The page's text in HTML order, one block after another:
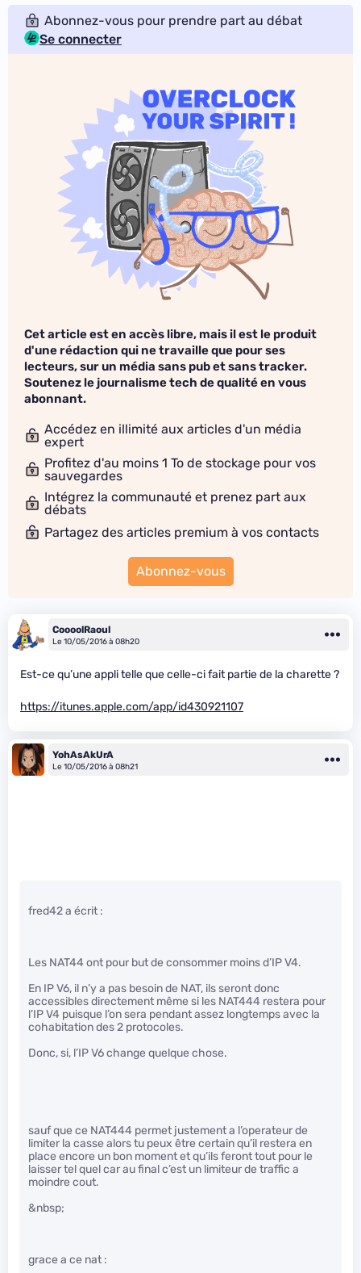
Abonnez-vous pour prendre part au débat
Se connecter
Cet article est en accès libre, mais il est le produit
d'une rédaction qui ne travaille que pour ses
lecteurs, sur un média sans pub et sans tracker.
Soutenez le journalisme tech de qualité en vous
abonnant.
Accédez en illimité aux articles d'un média
expert
Profitez d'au moins 1 To de stockage pour vos
sauvegardes
Intégrez la communauté et prenez part aux
débats
Partagez des articles premium à vos contacts
Abonnez-vous
CoooolRaoul
Le 10/05/2016 à 08h20
Est-ce qu’une appli telle que celle-ci fait partie de la charette ?
https://itunes.apple.com/app/id430921107
YohAsAkUrA
Le 10/05/2016 à 08h21
fred42 a écrit :
Les NAT44 ont pour but de consommer moins d’IP V4.
En IP V6, il n’y a pas besoin de NAT, ils seront donc
accessibles directement même si les NAT444 restera pour
l’IP V4 puisque l’on sera pendant assez longtemps avec la
cohabitation des 2 protocoles.
Donc, si, l’IP V6 change quelque chose.
sauf que ce NAT444 permet justement a l’operateur de
limiter la casse alors tu peux être certain qu’il restera en
place encore un bon moment et qu’ils feront tout pour le
laisser tel quel car au final c’est un limiteur de traffic a
moindre cout.
&nbsp;
grace a ce nat :